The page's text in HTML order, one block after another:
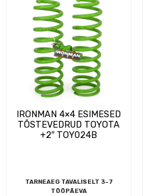
IRONMAN 4×4 ESIMESED
TÕSTEVEDRUD TOYOTA
+2″ TOY024B
TARNEAEG TAVALISELT 3-7
TÖÖPÄEVA